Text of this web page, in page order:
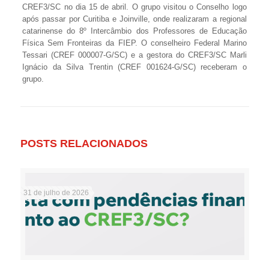
CREF3/SC no dia 15 de abril. O grupo visitou o Conselho logo
após passar por Curitiba e Joinville, onde realizaram a regional
catarinense do 8º Intercâmbio dos Professores de Educação
Física Sem Fronteiras da FIEP. O conselheiro Federal Marino
Tessari (CREF 000007-G/SC) e a gestora do CREF3/SC Marli
Ignácio da Silva Trentin (CREF 001624-G/SC) receberam o
grupo.
POSTS RELACIONADOS
31 de julho de 2026